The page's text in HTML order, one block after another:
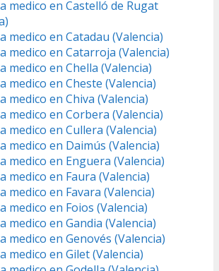
medico en Castelló de Rugat
medico en Catadau (Valencia)
medico en Catarroja (Valencia)
medico en Chella (Valencia)
medico en Cheste (Valencia)
medico en Chiva (Valencia)
medico en Corbera (Valencia)
medico en Cullera (Valencia)
medico en Daimús (Valencia)
medico en Enguera (Valencia)
medico en Faura (Valencia)
medico en Favara (Valencia)
medico en Foios (Valencia)
medico en Gandia (Valencia)
medico en Genovés (Valencia)
medico en Gilet (Valencia)